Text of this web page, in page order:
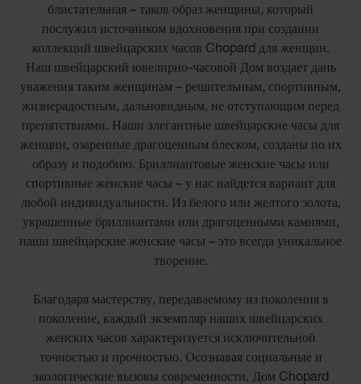
блистательная – таков образ женщины, который
послужил источником вдохновения при создании
коллекций швейцарских часов Chopard для женщин.
Наш швейцарский ювелирно-часовой Дом воздает дань
уважения таким женщинам – решительным, спортивным,
жизнерадостным, дальновидным, не отступающим перед
препятствиями. Наши элегантные швейцарские часы для
женщин, озаренные драгоценным блеском, созданы по их
образу и подобию. Бриллиантовые женские часы или
спортивные женские часы – у нас найдется вариант для
любой индивидуальности. Из белого или желтого золота,
украшенные бриллиантами или драгоценными камнями,
наши швейцарские женские часы – это всегда уникальное
творение.
Благодаря мастерству, передаваемому из поколения в
поколение, каждый экземпляр наших швейцарских
женских часов характеризуется исключительной
точностью и прочностью. Осознавая социальные и
экологические вызовы современности, Дом Chopard